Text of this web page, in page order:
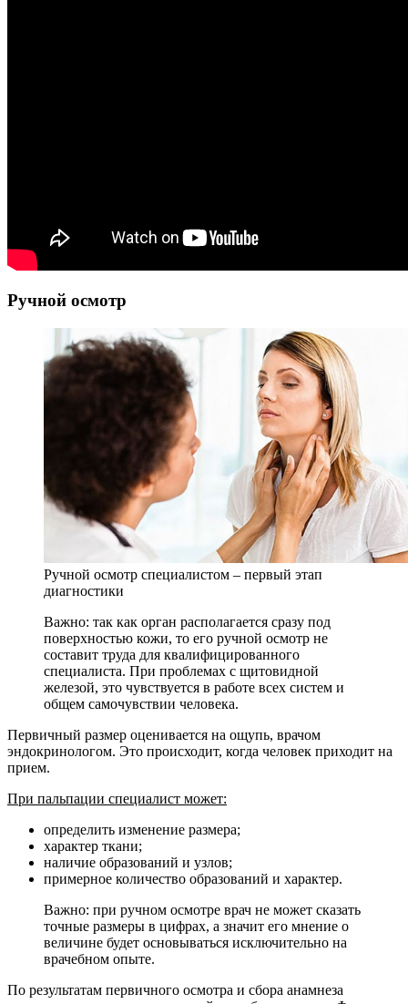
Ручной осмотр
Ручной осмотр специалистом – первый этап
диагностики
Важно: так как орган располагается сразу под
поверхностью кожи, то его ручной осмотр не
составит труда для квалифицированного
специалиста. При проблемах с щитовидной
железой, это чувствуется в работе всех систем и
общем самочувствии человека.
Первичный размер оценивается на ощупь, врачом
эндокринологом. Это происходит, когда человек приходит на
прием.
При пальпации специалист может:
определить изменение размера;
характер ткани;
наличие образований и узлов;
примерное количество образований и характер.
Важно: при ручном осмотре врач не может сказать
точные размеры в цифрах, а значит его мнение о
величине будет основываться исключительно на
врачебном опыте.
По результатам первичного осмотра и сбора анамнеза